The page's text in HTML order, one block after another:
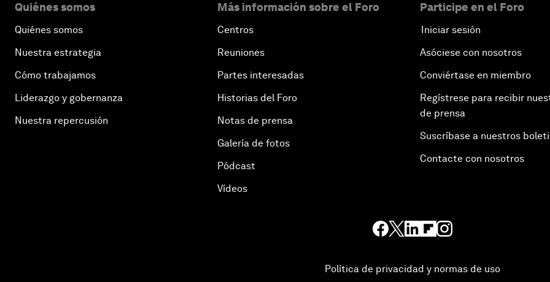
Quiénes somos
Quiénes somos
Nuestra estrategia
Cómo trabajamos
Liderazgo y gobernanza
Nuestra repercusión
Más información sobre el Foro
Centros
Reuniones
Partes interesadas
Historias del Foro
Notas de prensa
Galería de fotos
Pódcast
Vídeos
Participe en el Foro
Iniciar sesión
Asóciese con nosotros
Conviértase en miembro
Regístrese para recibir
de prensa
Suscríbase a nuestros
Contacte con nosotros
Política de privacidad y normas de uso